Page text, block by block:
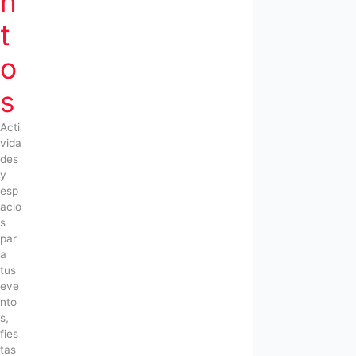
t
o
s
Acti
vida
des
y
esp
acio
s
par
a
tus
eve
nto
s,
fies
tas